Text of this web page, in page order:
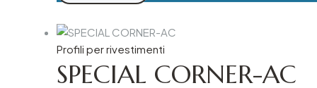
Profili per rivestimenti
SPECIAL CORNER-AC